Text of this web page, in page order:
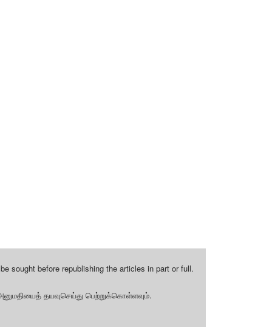
sought before republishing the articles in part or full.
தயவுசெய்து பெற்றுக்கொள்ளவும்.